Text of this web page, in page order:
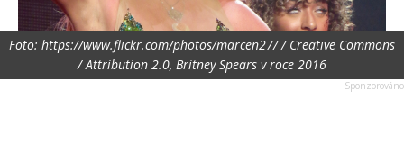
Foto: https://www.flickr.com/photos/marcen27/ / Creative Commons
/ Attribution 2.0, Britney Spears v roce 2016